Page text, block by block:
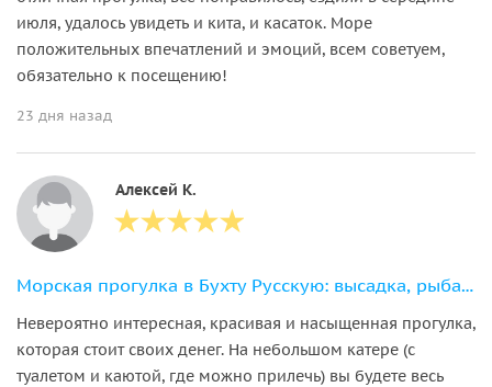
июля, удалось увидеть и кита, и касаток. Море
положительных впечатлений и эмоций, всем советуем,
обязательно к посещению!
23 дня назад
Алексей К.
Морская прогулка в Бухту Русскую: высадка, рыбалка и крабовое сафари
Невероятно интересная, красивая и насыщенная прогулка,
которая стоит своих денег. На небольшом катере (с
туалетом и каютой, где можно прилечь) вы будете весь